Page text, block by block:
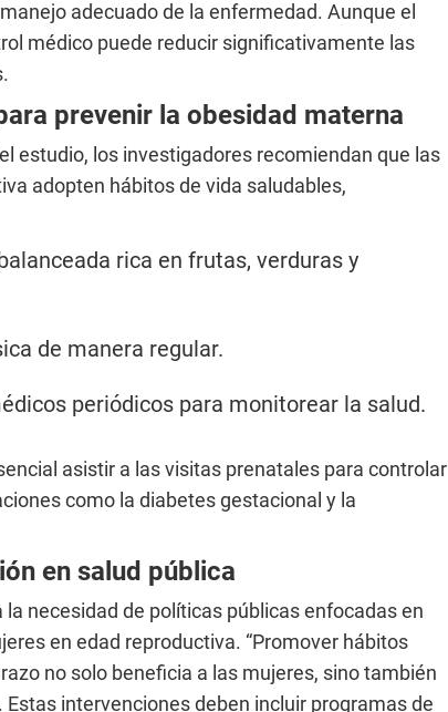
adecuado de la enfermedad. Aunque el
médico puede reducir significativamente las
prevenir la obesidad materna
estudio, los investigadores recomiendan que las
adopten hábitos de vida saludables,
rica en frutas, verduras y
de manera regular.
periódicos para monitorear la salud.
asistir a las visitas prenatales para controlar
como la diabetes gestacional y la
en salud pública
necesidad de políticas públicas enfocadas en
en edad reproductiva. “Promover hábitos
no solo beneficia a las mujeres, sino también
intervenciones deben incluir programas de